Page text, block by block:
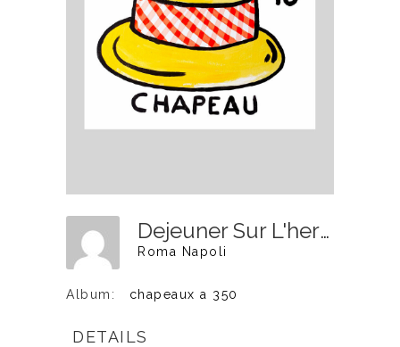
Dejeuner Sur L'herbe - 40x50cm - 350€
Roma Napoli
Album: chapeaux a 350
DETAILS